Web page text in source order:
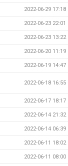
2022-06-29 17:18
2022-06-23 22:01
2022-06-23 13:22
2022-06-20 11:19
2022-06-19 14:47
2022-06-18 16:55
2022-06-17 18:17
2022-06-14 21:32
2022-06-14 06:39
2022-06-11 18:02
2022-06-11 08:00